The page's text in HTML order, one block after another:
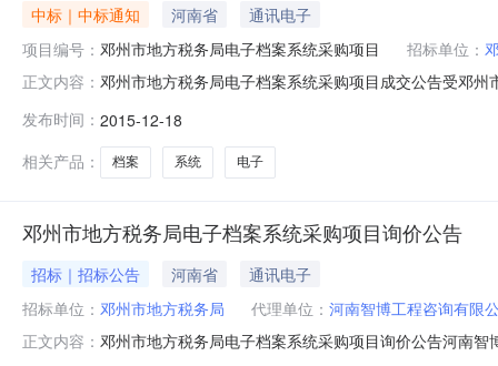
中标｜中标通知 河南省
通讯电子
项目编号： 邓州市地方税务局电子档案系统采购项目 招标单位：
正文内容： 邓州市地方税务局电子档案系统采购项目成交公告受邓
2015年12月14日在《河南省政府采购网》发布。三、评
成交信息：成交供应商名
发布时间： 2015-12-18
相关产品：
档案 系统 电子
邓州市地方税务局电子档案系统采购项目询价公告
招标｜招标公告 河南省
通讯电子
招标单位： 邓州市地方税务局 代理单位： 河南智博工程咨询有限
正文内容： 邓州市地方税务局电子档案系统采购项目询价公告河南